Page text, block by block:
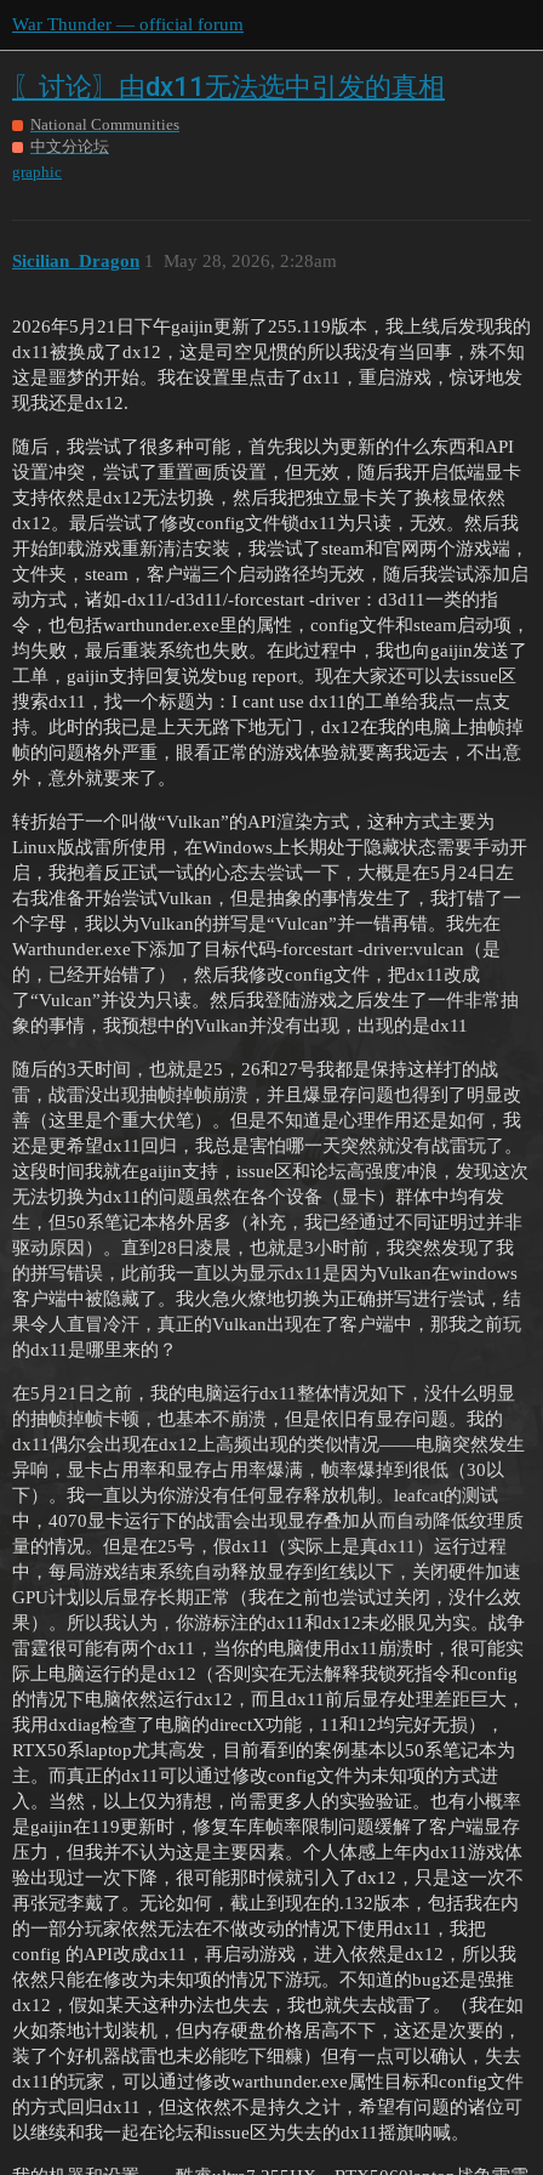
War Thunder — official forum
〖讨论〗由dx11无法选中引发的真相
National Communities
中文分论坛
graphic
Sicilian_Dragon May 28, 2026, 2:28am
1
2026年5月21日下午gaijin更新了255.119版本，我上线后发现我的
dx11被换成了dx12，这是司空见惯的所以我没有当回事，殊不知
这是噩梦的开始。我在设置里点击了dx11，重启游戏，惊讶地发
现我还是dx12.
随后，我尝试了很多种可能，首先我以为更新的什么东西和API
设置冲突，尝试了重置画质设置，但无效，随后我开启低端显卡
支持依然是dx12无法切换，然后我把独立显卡关了换核显依然
dx12。最后尝试了修改config文件锁dx11为只读，无效。然后我
开始卸载游戏重新清洁安装，我尝试了steam和官网两个游戏端，
文件夹，steam，客户端三个启动路径均无效，随后我尝试添加启
动方式，诸如-dx11/-d3d11/-forcestart -driver：d3d11一类的指
令，也包括warthunder.exe里的属性，config文件和steam启动项，
均失败，最后重装系统也失败。在此过程中，我也向gaijin发送了
工单，gaijin支持回复说发bug report。现在大家还可以去issue区
搜索dx11，找一个标题为：I cant use dx11的工单给我点一点支
持。此时的我已是上天无路下地无门，dx12在我的电脑上抽帧掉
帧的问题格外严重，眼看正常的游戏体验就要离我远去，不出意
外，意外就要来了。
转折始于一个叫做“Vulkan”的API渲染方式，这种方式主要为
Linux版战雷所使用，在Windows上长期处于隐藏状态需要手动开
启，我抱着反正试一试的心态去尝试一下，大概是在5月24日左
右我准备开始尝试Vulkan，但是抽象的事情发生了，我打错了一
个字母，我以为Vulkan的拼写是“Vulcan”并一错再错。我先在
Warthunder.exe下添加了目标代码-forcestart -driver:vulcan（是
的，已经开始错了），然后我修改config文件，把dx11改成
了“Vulcan”并设为只读。然后我登陆游戏之后发生了一件非常抽
象的事情，我预想中的Vulkan并没有出现，出现的是dx11
随后的3天时间，也就是25，26和27号我都是保持这样打的战
雷，战雷没出现抽帧掉帧崩溃，并且爆显存问题也得到了明显改
善（这里是个重大伏笔）。但是不知道是心理作用还是如何，我
还是更希望dx11回归，我总是害怕哪一天突然就没有战雷玩了。
这段时间我就在gaijin支持，issue区和论坛高强度冲浪，发现这次
无法切换为dx11的问题虽然在各个设备（显卡）群体中均有发
生，但50系笔记本格外居多（补充，我已经通过不同证明过并非
驱动原因）。直到28日凌晨，也就是3小时前，我突然发现了我
的拼写错误，此前我一直以为显示dx11是因为Vulkan在windows
客户端中被隐藏了。我火急火燎地切换为正确拼写进行尝试，结
果令人直冒冷汗，真正的Vulkan出现在了客户端中，那我之前玩
的dx11是哪里来的？
在5月21日之前，我的电脑运行dx11整体情况如下，没什么明显
的抽帧掉帧卡顿，也基本不崩溃，但是依旧有显存问题。我的
dx11偶尔会出现在dx12上高频出现的类似情况——电脑突然发生
异响，显卡占用率和显存占用率爆满，帧率爆掉到很低（30以
下）。我一直以为你游没有任何显存释放机制。leafcat的测试
中，4070显卡运行下的战雷会出现显存叠加从而自动降低纹理质
量的情况。但是在25号，假dx11（实际上是真dx11）运行过程
中，每局游戏结束系统自动释放显存到红线以下，关闭硬件加速
GPU计划以后显存长期正常（我在之前也尝试过关闭，没什么效
果）。所以我认为，你游标注的dx11和dx12未必眼见为实。战争
雷霆很可能有两个dx11，当你的电脑使用dx11崩溃时，很可能实
际上电脑运行的是dx12（否则实在无法解释我锁死指令和config
的情况下电脑依然运行dx12，而且dx11前后显存处理差距巨大，
我用dxdiag检查了电脑的directX功能，11和12均完好无损），
RTX50系laptop尤其高发，目前看到的案例基本以50系笔记本为
主。而真正的dx11可以通过修改config文件为未知项的方式进
入。当然，以上仅为猜想，尚需更多人的实验验证。也有小概率
是gaijin在119更新时，修复车库帧率限制问题缓解了客户端显存
压力，但我并不认为这是主要因素。个人体感上年内dx11游戏体
验出现过一次下降，很可能那时候就引入了dx12，只是这一次不
再张冠李戴了。无论如何，截止到现在的.132版本，包括我在内
的一部分玩家依然无法在不做改动的情况下使用dx11，我把
config 的API改成dx11，再启动游戏，进入依然是dx12，所以我
依然只能在修改为未知项的情况下游玩。不知道的bug还是强推
dx12，假如某天这种办法也失去，我也就失去战雷了。（我在如
火如荼地计划装机，但内存硬盘价格居高不下，这还是次要的，
装了个好机器战雷也未必能吃下细糠）但有一点可以确认，失去
dx11的玩家，可以通过修改warthunder.exe属性目标和config文件
的方式回归dx11，但这依然不是持久之计，希望有问题的诸位可
以继续和我一起在论坛和issue区为失去的dx11摇旗呐喊。